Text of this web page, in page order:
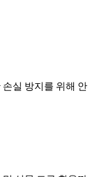
실 방지를 위해